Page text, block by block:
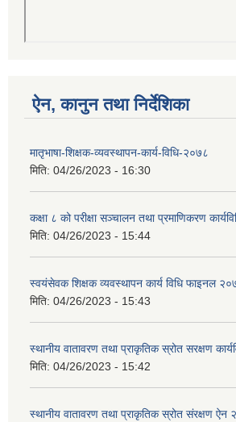
ऐन, कानुन तथा निर्देशिका
मातृभाषा-शिक्षक-व्यवस्थापन-कार्य-विधि-२०७८
मिति: 04/26/2023 - 16:30
कक्षा ८ को परीक्षा सञ्चालन तथा प्रमाणिकरण
मिति: 04/26/2023 - 15:44
स्वयंसेवक शिक्षक व्यवस्थापन कार्य विधि फाइनल
मिति: 04/26/2023 - 15:43
स्थानीय वातावरण तथा प्राकृतिक स्रोत सरक्षण
मिति: 04/26/2023 - 15:42
स्थानीय वातावरण तथा प्राकृतिक स्रोत संरक्षण ऐन